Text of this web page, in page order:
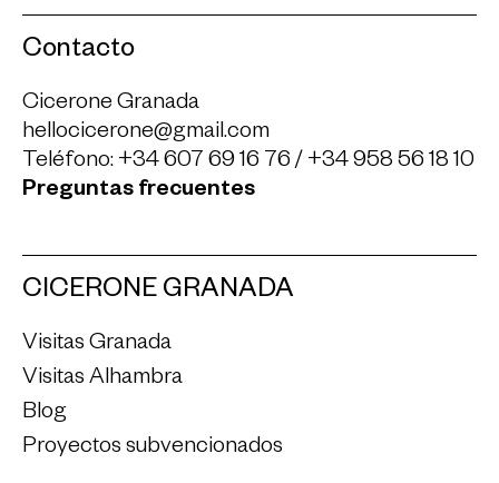
Contacto
Cicerone Granada
hellocicerone@gmail.com
Teléfono: +34 607 69 16 76/ +34 958 56 18 10
Preguntas frecuentes
CICERONE GRANADA
Visitas Granada
Visitas Alhambra
Blog
Proyectos subvencionados